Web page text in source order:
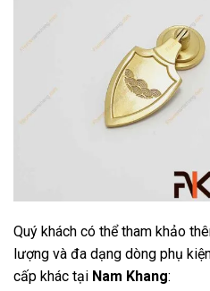
Quý khách có thể tham khảo
lượng và đa dạng dòng phụ
cấp khác tại Nam Khang: